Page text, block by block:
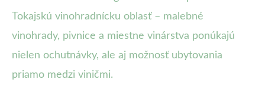
Tokajskú vinohradnícku oblasť – malebné
vinohrady, pivnice a miestne vinárstva ponúkajú
nielen ochutnávky, ale aj možnosť ubytovania
priamo medzi viničmi.